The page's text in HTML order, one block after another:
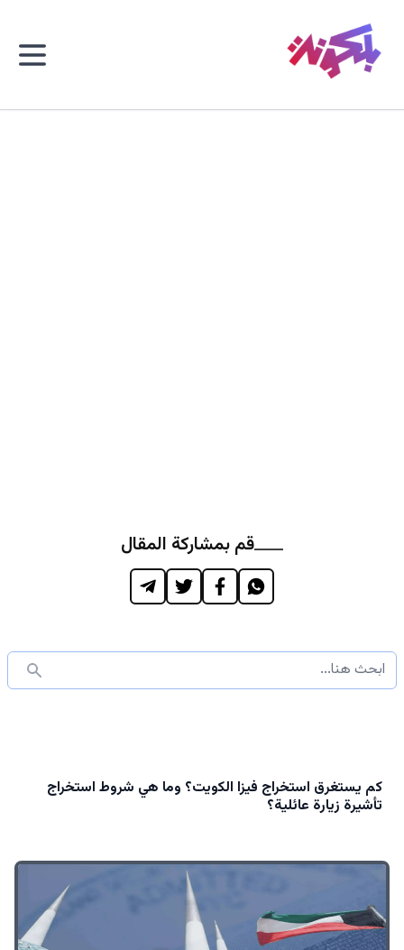
قم بمشاركة المقال
كم يستغرق استخراج فيزا الكويت؟ وما هي شروط استخراج
تأشيرة زيارة عائلية؟